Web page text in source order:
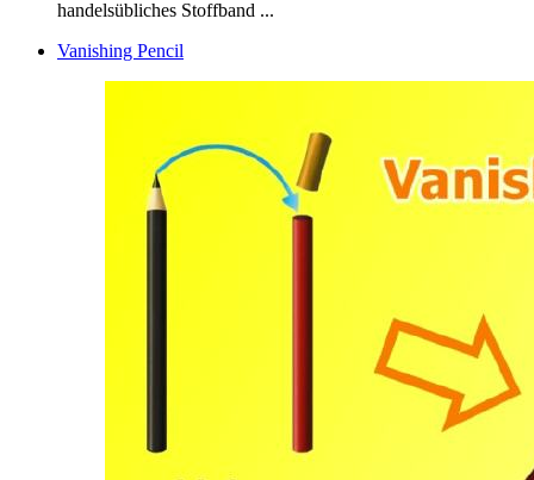
handelsübliches Stoffband ...
Vanishing Pencil